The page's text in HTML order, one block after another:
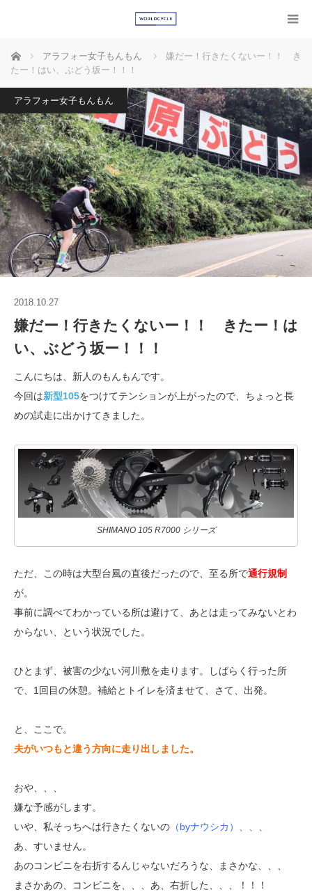
ホーム アラフォー女子もんもん
嫌だー！行きたくないー！！ き
たー！はい、ぶどう坂ー！！！
アラフォー女子もんもん
2018.10.27
嫌だー！行きたくないー！！ きたー！は
い、ぶどう坂ー！！！
こんにちは、新人のもんもんです。
今回は新型105をつけてテンションが上がったので、ちょっと長
めの試走に出かけてきました。
SHIMANO 105 R7000 シリーズ
ただ、この時は大型台風の直後だったので、至る所で通行規制
が。
事前に調べてわかっている所は避けて、あとは走ってみないとわ
からない、という状況でした。
ひとまず、被害の少ない河川敷を走ります。しばらく行った所
で、1回目の休憩。補給とトイレを済ませて、さて、出発。
と、ここで。
夫がいつもと違う方向に走り出しました。
おや、、、
嫌な予感がします。
いや、私そっちへは行きたくないの （byナウシカ）、、、
あ、すいません。
あのコンビニを右折するんじゃないだろうな、まさかな、、、
まさかあの、コンビニを、、、あ、右折した、、、！！！